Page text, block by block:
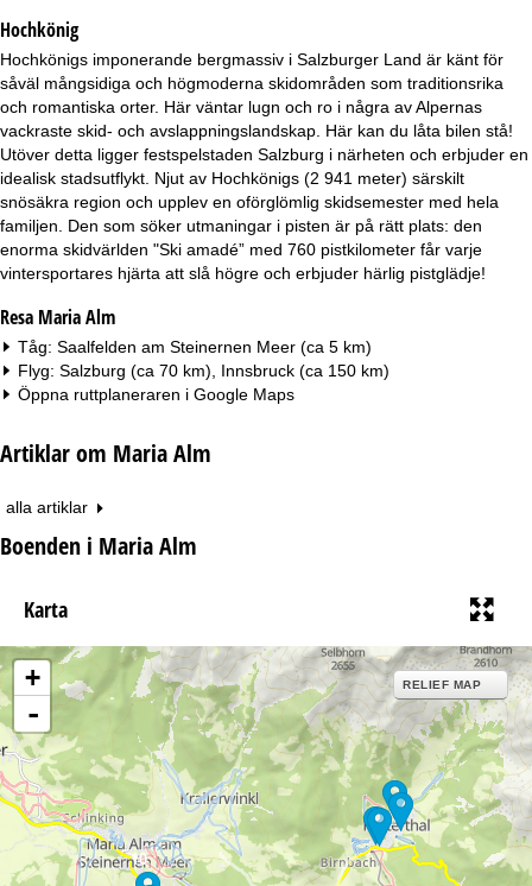
Hochkönig
Hochkönigs imponerande bergmassiv i Salzburger Land är känt för
såväl mångsidiga och högmoderna skidområden som traditionsrika
och romantiska orter. Här väntar lugn och ro i några av Alpernas
vackraste skid- och avslappningslandskap. Här kan du låta bilen stå!
Utöver detta ligger festspelstaden Salzburg i närheten och erbjuder en
idealisk stadsutflykt. Njut av Hochkönigs (2 941 meter) särskilt
snösäkra region och upplev en oförglömlig skidsemester med hela
familjen. Den som söker utmaningar i pisten är på rätt plats: den
enorma skidvärlden "Ski amadé” med 760 pistkilometer får varje
vintersportares hjärta att slå högre och erbjuder härlig pistglädje!
Resa Maria Alm
Tåg: Saalfelden am Steinernen Meer (ca 5 km)
Flyg: Salzburg (ca 70 km), Innsbruck (ca 150 km)
Öppna ruttplaneraren i Google Maps
Artiklar om Maria Alm
alla artiklar
Boenden i Maria Alm
Karta
10
+
-
RELIEF MAP